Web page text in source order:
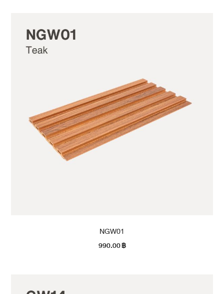
NGW01
990.00฿